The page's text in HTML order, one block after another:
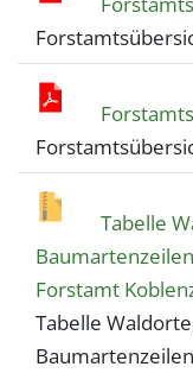
Tabelle
Forstamt
Tabelle